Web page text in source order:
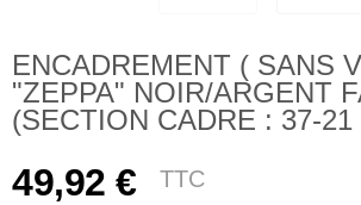
ENCADREMENT ( SANS
"ZEPPA" NOIR/ARGENT
(SECTION CADRE : 37-
49,92 € TTC